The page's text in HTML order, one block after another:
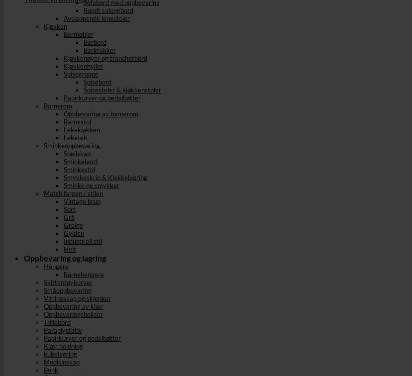
Sofabord med oppbevaring
Rundt salongbord
Avslappende lenestoler
Kjøkken
Barmøbler
Barbord
Barkrakker
Kjøkkenøyer og trancherbord
Kjøkkenhyller
Spisegruppe
Spisebord
Spisestoler & kjøkkenstoler
Papirkurver og pedalbøtter
Barnerom
Oppbevaring av barnerom
Barnestol
Lekekjøkken
Leketelt
Sminkeoppbevaring
Speilskap
Sminkebord
Sminkestol
Smykkeskrin & Klokkelagring
Sminke og smykker
Match fargen / stilen
Vintage brun
Sort
Grå
Greige
Gylden
Industriell stil
Hvit
Oppbevaring og lagring
Hengere
Barnehengere
Skittentøykurver
Småoppbevaring
Vitrineskap og skjenker
Oppbevaring av klær
Oppbevaringsbokser
Trillebord
Paraplystativ
Papirkurver og pedalbøtter
Klær holdning
kubelagring
Medisinskap
Benk